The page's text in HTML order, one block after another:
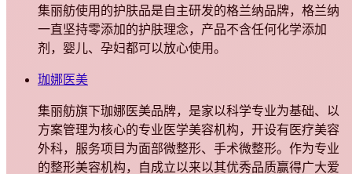
集丽舫使用的护肤品是自主研发的格兰纳品牌，格兰纳
一直坚持零添加的护肤理念，产品不含任何化学添加
剂，婴儿、孕妇都可以放心使用。
珈娜医美
集丽舫旗下珈娜医美品牌，是家以科学专业为基础、以
方案管理为核心的专业医学美容机构，开设有医疗美容
外科，服务项目为面部微整形、手术微整形。作为专业
的整形美容机构，自成立以来以其优秀品质赢得广大爱